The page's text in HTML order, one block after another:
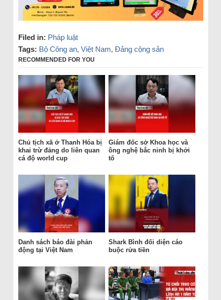
Filed in: Pháp luật
Tags: Bộ Công an, Việt Nam, Đảng cộng sản
RECOMMENDED FOR YOU
Chủ tịch xã ở Thanh Hóa bị
khai trừ đảng do liên quan
cá độ world cup
Giám đốc sở Khoa học và
ông nghệ bắc ninh bị khởi
tố
Danh sách báo đài phản
động tại Việt Nam
Shark Bình đối diện cáo
buộc rửa tiền